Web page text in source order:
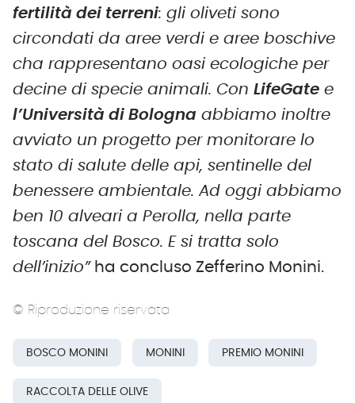
fertilità dei terreni: gli oliveti sono
circondati da aree verdi e aree boschive
cha rappresentano oasi ecologiche per
decine di specie animali. Con LifeGate e
l’Università di Bologna abbiamo inoltre
avviato un progetto per monitorare lo
stato di salute delle api, sentinelle del
benessere ambientale. Ad oggi abbiamo
ben 10 alveari a Perolla, nella parte
toscana del Bosco. E si tratta solo
dell’inizio”ha concluso Zefferino Monini.
© Riproduzione riservata
BOSCO MONINI MONINI PREMIO MONINI
RACCOLTA DELLE OLIVE